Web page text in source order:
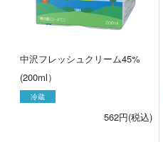
中沢フレッシュクリーム45%
(200ml）
冷蔵
562円(税込)